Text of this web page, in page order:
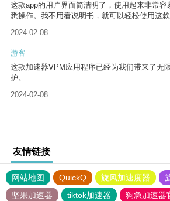
这款app的用户界面简洁明了，使用起来非常
悉操作。我不用看说明书，就可以轻松使用这款
2024-02-08
游客
这款加速器VPM应用程序已经为我们带来了无
护。
2024-02-08
友情链接
网站地图 QuickQ 旋风加速度器
坚果加速器
tiktok加速器
狗急加速器